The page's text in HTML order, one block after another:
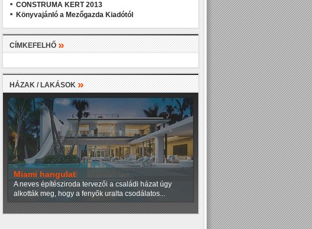
CONSTRUMA KERT 2013
Könyvajánló a Mezőgazda Kiadótól
CÍMKEFELHŐ»
HÁZAK / LAKÁSOK »
Miami hangulat
A neves építésziroda tervezői a családi házat úgy
alkották meg, hogy a fenyők uralta csodálatos...